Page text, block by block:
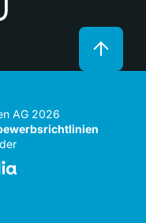
AG 2026